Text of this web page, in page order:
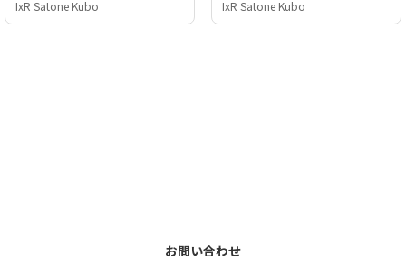
「 推しカメラ 」専用ページ
IxR Satone Kubo
「 推しカメラ 」専用ページ
IxR Satone Kubo
お問い合わせ